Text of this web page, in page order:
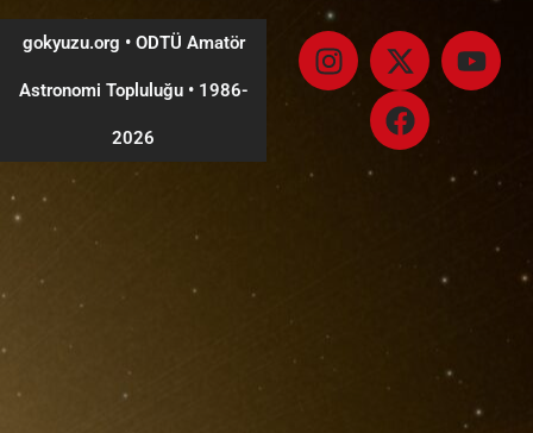
gokyuzu.org • ODTÜ Amatör
Astronomi Topluluğu •1986-
2026